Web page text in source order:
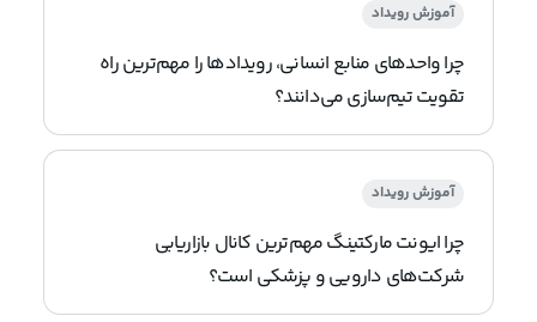
آموزش رویداد
چرا واحدهای منابع انسانی، رویدادها را مهم‌ترین راه
تقویت تیم‌سازی می‌دانند؟
آموزش رویداد
چرا ایونت مارکتینگ مهم‌ترین کانال بازاریابی
شرکت‌های دارویی و پزشکی است؟